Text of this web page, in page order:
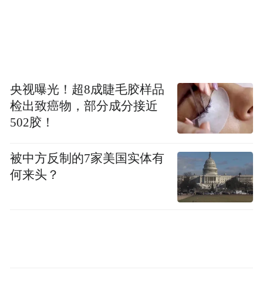
央视曝光！超8成睫毛胶样品
检出致癌物，部分成分接近
502胶！
被中方反制的7家美国实体有
何来头？